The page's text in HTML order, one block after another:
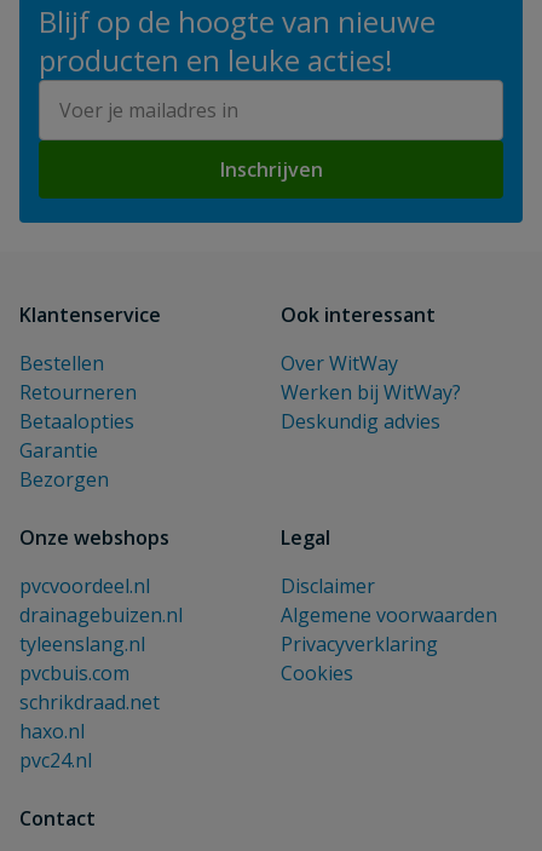
Blijf op de hoogte van nieuwe
producten en leuke acties!
Inschrijven
Klantenservice
Bestellen
Retourneren
Betaalopties
Garantie
Bezorgen
Ook interessant
Over WitWay
Werken bij WitWay?
Deskundig advies
Onze webshops
pvcvoordeel.nl
drainagebuizen.nl
tyleenslang.nl
pvcbuis.com
schrikdraad.net
haxo.nl
pvc24.nl
Legal
Disclaimer
Algemene voorwaarden
Privacyverklaring
Cookies
Contact